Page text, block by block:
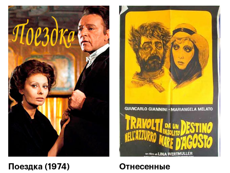
Поездка (1974)
Отнесенные